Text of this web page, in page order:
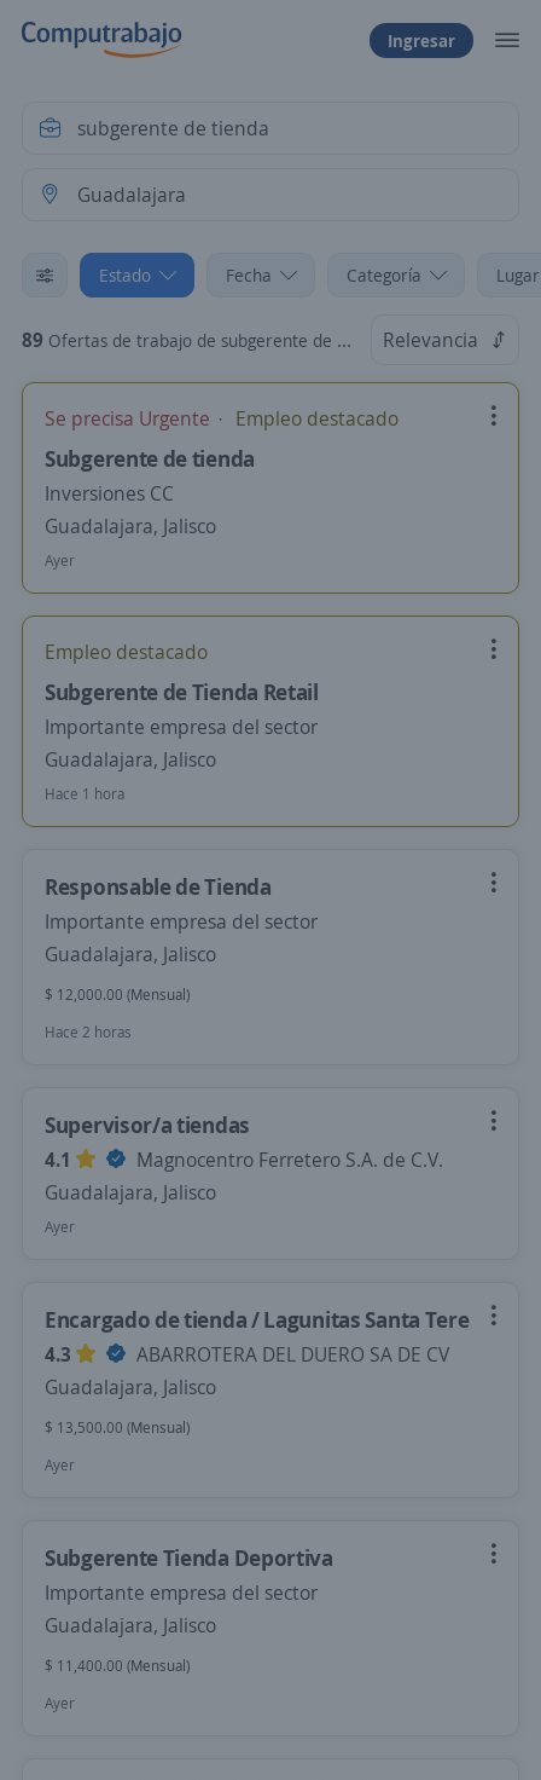
Ingresar
Estado Fecha Categoría
89 Ofertas de trabajo de subgerente de tienda en Guadalajara, Jalisco Relevancia
Se precisa Urgente Empleo destacado
Subgerente de tienda
Inversiones CC
Guadalajara, Jalisco
Ayer
Empleo destacado
Subgerente de Tienda Retail
Importante empresa del sector
Guadalajara, Jalisco
Hace 1 hora
Responsable de Tienda
Importante empresa del sector
Guadalajara, Jalisco
$ 12,000.00 (Mensual)
Hace 2 horas
Supervisor/a tiendas
4.1
Magnocentro Ferretero S.A. de C.V.
Guadalajara, Jalisco
Ayer
Encargado de tienda / Lagunitas Santa Tere
4.3
ABARROTERA DEL DUERO SA DE CV
Guadalajara, Jalisco
$ 13,500.00 (Mensual)
Ayer
Subgerente Tienda Deportiva
Importante empresa del sector
Guadalajara, Jalisco
$ 11,400.00 (Mensual)
Ayer